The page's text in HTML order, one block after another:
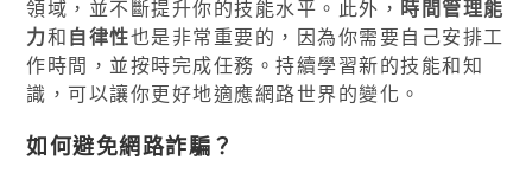
領域，並不斷提升你的技能水平。此外， 時間管理能
力和自律性也是非常重要的，因為你需要自己安排工
作時間，並按時完成任務。持續學習新的技能和知
識，可以讓你更好地適應網路世界的變化。
如何避免網路詐騙？